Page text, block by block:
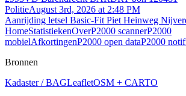
PolitieAugust 3rd, 2026 at 2:48 PM
Aanrijding letsel Basic-Fit Piet Heinweg
HomeStatistiekenOverP2000 scannerP2000
mobielAfkortingenP2000 open dataP2000
Bronnen
Kadaster / BAGLeafletOSM + CARTO